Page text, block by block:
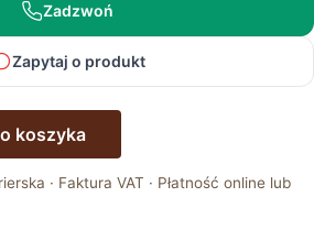
Zadzwoń
Zapytaj o produkt
koszyka
· Faktura VAT · Płatność online lub